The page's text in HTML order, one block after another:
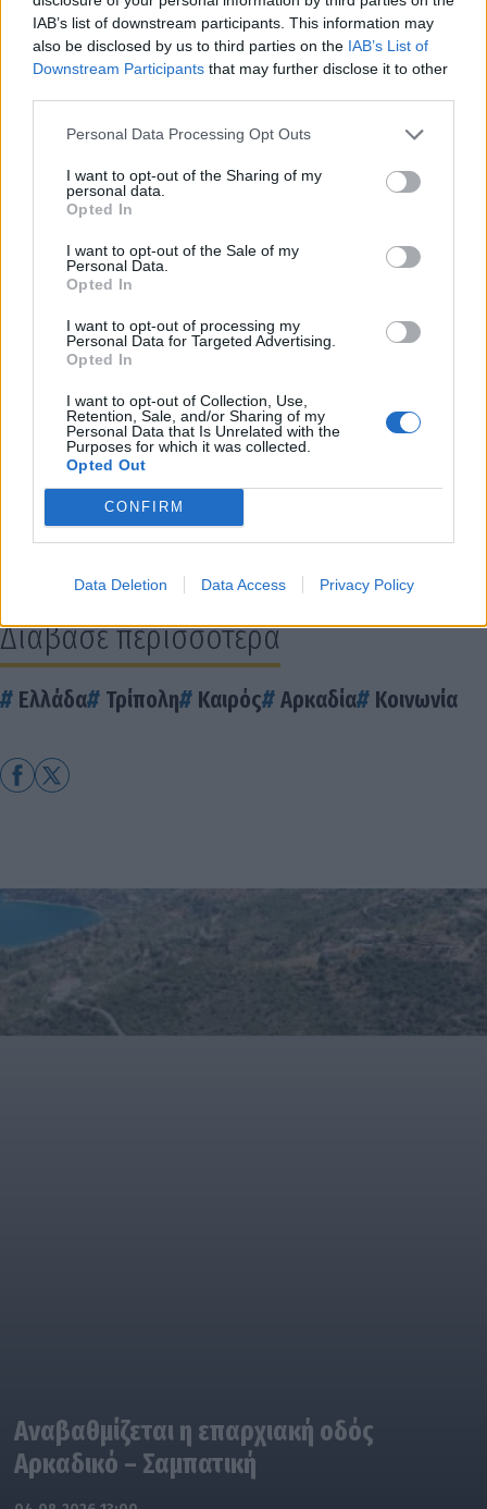
IAB’s list of downstream participants. This information may
also be disclosed by us to third parties on the IAB’s List of
Downstream Participants that may further disclose it to other
Personal Data Processing Opt Outs
I want to opt-out of the Sharing of my
personal data.
Opted In
I want to opt-out of the Sale of my
Personal Data.
Opted In
I want to opt-out of processing my
Personal Data for Targeted Advertising.
Opted In
I want to opt-out of Collection, Use,
Retention, Sale, and/or Sharing of my
Personal Data that Is Unrelated with the
Purposes for which it was collected.
Opted Out
CONFIRM
Data Deletion Data Access Privacy Policy
της δυτικής Στερεάς και της δυτικής
Πελοποννήσου. Οι άνεμοι θα πνέουν από βόρειες
διευθύνσεις 3 με 5 και τοπικά στο Αιγαίο έως 6
μποφόρ. Η θερμοκρασία δεν θα σημειώσει
αξιόλογη μεταβολή. Θα φτάσει στα νησιά του
Ιονίου, τα ηπειρωτικά και το ανατολικό και βόρειο
Αιγαίο τους 34 με 36 τοπικά στα ηπειρωτικά τους
37 βαθμούς και στην υπόλοιπη νησιωτική χώρα
τους 30 με 33 βαθμούς Κελσίου.
Διάβασε σχετικά
Τρίπολη: Ο καιρός σήμερα, 28 Ιουνίου
Τρίπολη: Ο καιρός σήμερα, 26 Ιουνίου 2026
Τρίπολη: Ο καιρός σήμερα, 27 Ιουνίου 2026
Τρίπολη: Ο καιρός σήμερα, 30 Ιουνίου 2026
Τρίπολη: Ο καιρός σήμερα, 1η Ιουλίου
Διάβασε περισσότερα
Ελλάδα Τρίπολη Καιρός Αρκαδία Κοινωνία
Αναβαθμίζεται η επαρχιακή οδός
Αρκαδικό – Σαμπατική